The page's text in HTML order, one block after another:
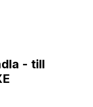
- till